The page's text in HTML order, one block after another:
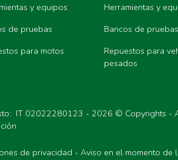
y equipos
de pruebas
para motos
Herramientas y
Bancos de pruebas
Repuestos para
pesados
IT 02022280123 - 2026 © Copyrights -
de privacidad - Aviso en el momento de